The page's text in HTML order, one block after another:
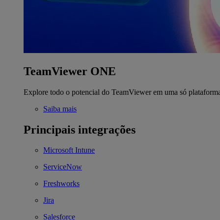
TeamViewer ONE
Explore todo o potencial do TeamViewer em uma só
Saiba mais
Principais integrações
Microsoft Intune
ServiceNow
Freshworks
Jira
Salesforce